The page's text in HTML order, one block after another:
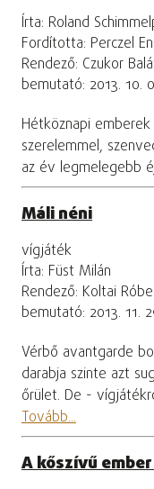
Írta: Roland
Fordította: Perczel
Rendező: Czukor
bemutató: 2013. 10.
Hétköznapi
szerelemmel,
az év legmelegebb
Máli néni
vígjáték
Írta: Füst Milán
Rendező: Koltai
bemutató: 2013. 11.
Vérbő avantgarde
darabja szinte azt
őrület. De -
Tovább...
A kőszívű